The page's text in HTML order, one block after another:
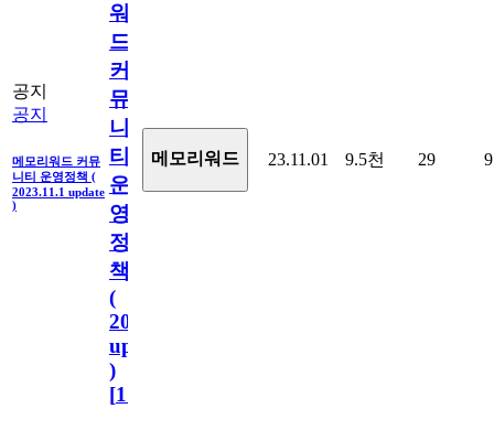
공지
공지
메모리워드 커뮤
니티 운영정책 (
2023.11.1 update
)
워
드
커
뮤
니
티
운
영
정
책
(
2023.11.1
update
)
[110
메모리워드 23.11.01 9.5천 29 9